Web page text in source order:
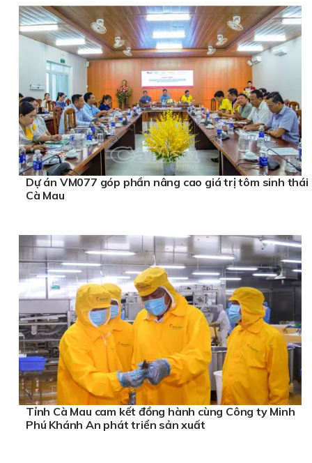
Dự án VM077 góp phần nâng cao giá trị tôm sinh thái
Cà Mau
Tỉnh Cà Mau cam kết đồng hành cùng Công ty Minh
Phú Khánh An phát triển sản xuất